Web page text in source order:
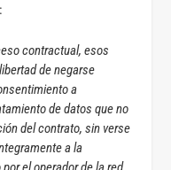
contractual, esos
de negarse
a
de datos que no
del contrato, sin verse
a la